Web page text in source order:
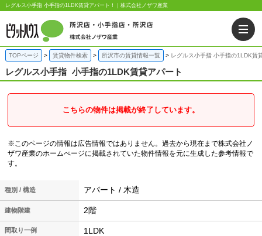
レグルス小手指 小手指の1LDK賃貸アパート！｜株式会社ノザワ産業
TOPページ 賃貸物件検索 所沢市の賃貸情報一覧 レグルス小手指 小手指の1LDK賃
レグルス小手指 小手指の1LDK賃貸アパート
こちらの物件は掲載が終了しています。
※このページの情報は広告情報ではありません。過去から現在まで株式会社ノ
ザワ産業のホームぺージに掲載されていた物件情報を元に生成した参考情報で
す。
種別 / 構造 アパート / 木造
建物階建 2階
間取り一例 1LDK